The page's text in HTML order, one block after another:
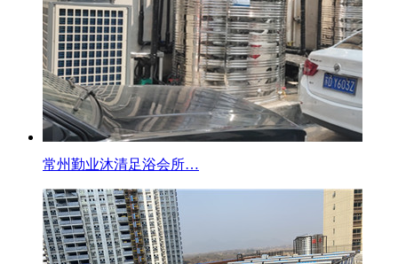
常州勤业沐清足浴会所…